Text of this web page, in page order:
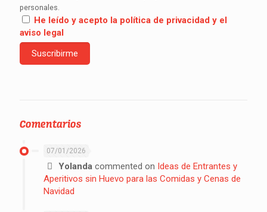
personales.
He leído y acepto la política de privacidad y el
aviso legal
Comentarios
07/01/2026
Yolanda commented on Ideas de Entrantes y
Aperitivos sin Huevo para las Comidas y Cenas de
Navidad